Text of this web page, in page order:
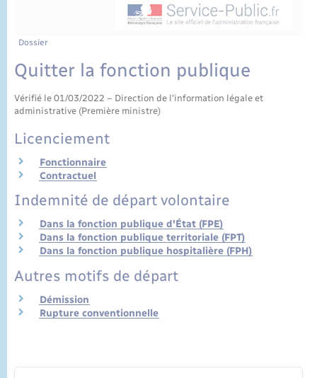
Dossier
Quitter la fonction publique
Vérifié le 01/03/2022 – Direction de l'information légale et
administrative (Première ministre)
Licenciement
Fonctionnaire
Contractuel
Indemnité de départ volontaire
Dans la fonction publique d'État (FPE)
Dans la fonction publique territoriale (FPT)
Dans la fonction publique hospitalière (FPH)
Autres motifs de départ
Démission
Rupture conventionnelle